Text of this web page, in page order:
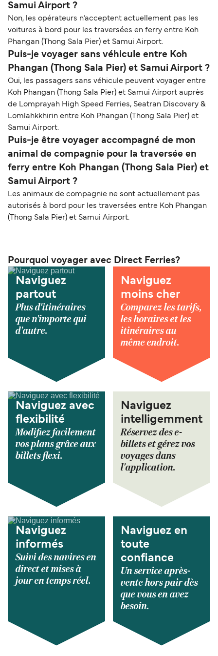
Samui Airport ?
Non, les opérateurs n’acceptent actuellement pas les
voitures à bord pour les traversées en ferry entre Koh
Phangan (Thong Sala Pier) et Samui Airport.
Puis-je voyager sans véhicule entre Koh
Phangan (Thong Sala Pier) et Samui Airport ?
Oui, les passagers sans véhicule peuvent voyager entre
Koh Phangan (Thong Sala Pier) et Samui Airport auprès
de Lomprayah High Speed Ferries, Seatran Discovery &
Lomlahkkhirin entre Koh Phangan (Thong Sala Pier) et
Samui Airport.
Puis-je être voyager accompagné de mon
animal de compagnie pour la traversée en
ferry entre Koh Phangan (Thong Sala Pier) et
Samui Airport ?
Les animaux de compagnie ne sont actuellement pas
autorisés à bord pour les traversées entre Koh Phangan
(Thong Sala Pier) et Samui Airport.
Pourquoi voyager avec Direct Ferries?
Naviguez
partout
Plus d'itinéraires
que n'importe qui
d'autre.
Naviguez
moins cher
Comparez les tarifs,
les horaires et les
itinéraires au
même endroit.
Naviguez avec
flexibilité
Modifiez facilement
vos plans grâce aux
billets flexi.
Naviguez
intelligemment
Réservez des e-
billets et gérez vos
voyages dans
l'application.
Naviguez
informés
Suivi des navires en
direct et mises à
jour en temps réel.
Naviguez en
toute
confiance
Un service après-
vente hors pair dès
que vous en avez
besoin.